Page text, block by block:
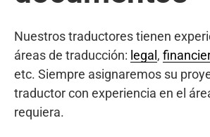
Nuestros traductores tienen
áreas de traducción: legal ,
etc. Siempre asignaremos su
traductor con experiencia en el
requiera.